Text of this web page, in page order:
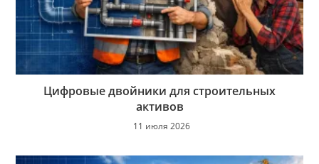
Цифровые двойники для строительных
активов
11 июля 2026